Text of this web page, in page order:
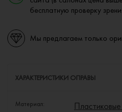
бесплатную проверку
Мы предлагаем только
ХАРАКТЕРИСТИКИ ОПРАВЫ
Материал: